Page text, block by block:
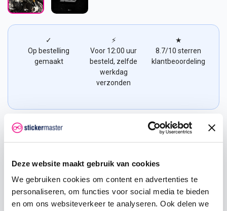
Deze website maakt gebruik van cookies
We gebruiken cookies om content en advertenties te
personaliseren, om functies voor social media te bieden
en om ons websiteverkeer te analyseren. Ook delen we
✓
Op bestelling
gemaakt
⚡
Voor 12:00 uur
besteld, zelfde
werkdag
verzonden
★
8.7/10 sterren
klantbeoordeling
Aprilia RSV4 A Sticker
Afwerking Kleur